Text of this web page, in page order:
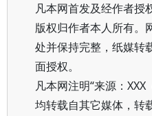
凡本网首发及经作者授
版权归作者本人所有。
处并保持完整，纸媒转
面授权。
凡本网注明“来源：XXX
均转载自其它媒体，转